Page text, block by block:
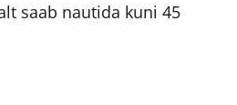
saab nautida kuni 45